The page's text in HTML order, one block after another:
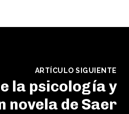
ARTÍCULO SIGUIENTE
la psicología y
novela de Saer